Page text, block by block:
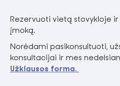
Rezervuoti vietą stovykloje
įmoką.
Norėdami pasikonsultuoti,
konsultacijai ir mes
Užklausos forma.